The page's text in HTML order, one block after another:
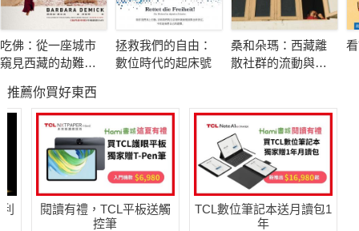
▎都說「普天之下，莫非王土」，但皇帝想要親手掌握天下，可
沒那麼簡單！
拿著節杖就代表皇帝的權威……嗎？也許你拿到的，只是一根人
人都有的吉祥物而已！
帝國很大，該怎麼管？藩王、軍鎮、節度使，誰才是皇上最可靠
的左膀右臂？誰又是意圖顛覆國家的亂臣賊子？
垂簾聽政、權臣專橫，要等多久才能自己親政？等著等著還會被
迫禪位！當個皇帝，未免也太憋屈了吧？
吃佛：從一座城市
窺見西藏的劫難與
拯救我們的自由：
數位時代的起床號
桑和朵瑪：西藏離
散社群的流動與社
推薦你買好東西
閱讀有禮，TCL平板送觸
控筆
TCL數位筆記本送月讀包1
年